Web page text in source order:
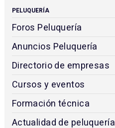
PELUQUERÍA
Foros Peluquería
Anuncios Peluquería
Directorio de empresas
Cursos y eventos
Formación técnica
Actualidad de peluquería